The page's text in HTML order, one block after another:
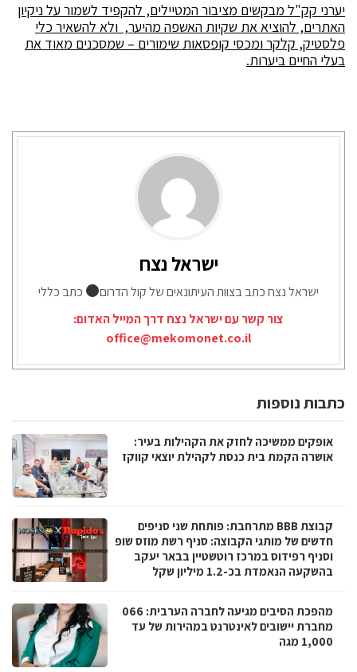
יערני קק"ל מבקשים מציבור המטיילים, להקפיד לשמור על ניקיון
האתרים, להוציא את שקיות האשפה מהיער, ולא להשאיר כלי
פלסטיק, קלקר ומכסי קופסאות שימורים – שמסכנים מאוד את
בעלי החיים ביערות.
ישראל נצח
ישראל נצח כתב בצוות העיתונאים של קול הדרום
כתב כללי
צור קשר עם ישראל נצח דרך המייל האדום:
office@mekomonet.co.il
כתבות נוספות
אופקים ממשיכה לחזק את הקהילות בעיר:
אושרה הקמת בית כנסת לקהילת יוצאי קווקז
קבוצת BBB מתרחבת: פותחת שני סניפים
חדשים של מותגי הקבוצה: סניף רשת מוזס שופ
וסניף רפידוס במרכז רוטשטיין בבאר יעקב
בהשקעה הנאמדת בכ-1.2 מיליון שקל
מהפכת הסיבים מגיעה לחברה הערבית: 066
מחברת יישובים לאינטרנט במהירות של עד
1,000 מגה